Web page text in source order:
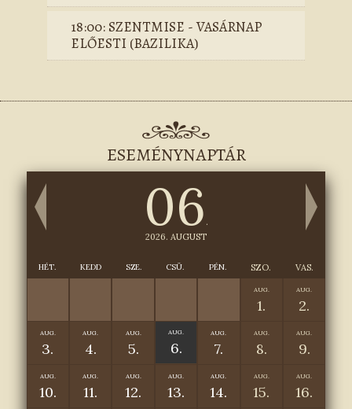
18:00: SZENTMISE - VASÁRNAP
ELŐESTI (BAZILIKA)
ESEMÉNYNAPTÁR
06 .
2026. AUGUST
HÉT. KEDD SZE. CSÜ. PÉN. SZO. VAS.
AUG.
1.
AUG.
2.
AUG.
3.
AUG.
4.
AUG.
5.
AUG.
6.
AUG.
7.
AUG.
8.
AUG.
9.
AUG.
10.
AUG.
11.
AUG.
12.
AUG.
13.
AUG.
14.
AUG.
15.
AUG.
16.